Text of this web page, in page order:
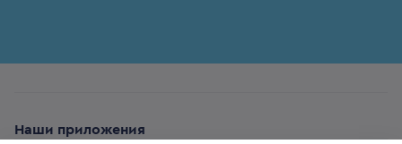
Наши приложения